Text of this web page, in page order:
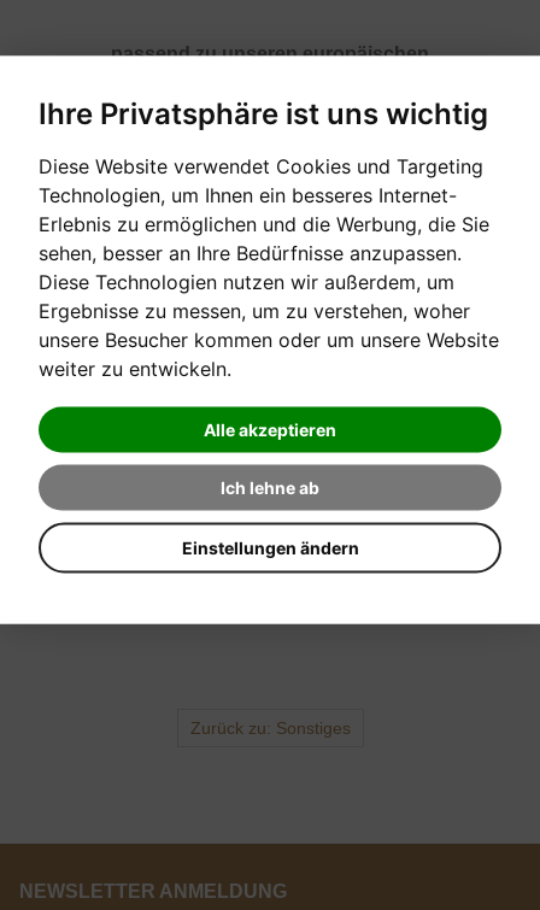
Ihre Privatsphäre ist uns wichtig
Diese Website verwendet Cookies und Targeting
Technologien, um Ihnen ein besseres Internet-
Erlebnis zu ermöglichen und die Werbung, die Sie
sehen, besser an Ihre Bedürfnisse anzupassen.
Diese Technologien nutzen wir außerdem, um
Ergebnisse zu messen, um zu verstehen, woher
unsere Besucher kommen oder um unsere Website
weiter zu entwickeln.
Alle akzeptieren
Ich lehne ab
Einstellungen ändern
passend zu unseren europäischen
[auf Bestellung]
Verkaufspreis:
35,00 €
EINE FRAGE ZUM PRODUKT STELLEN
Zurück zu: Sonstiges
NEWSLETTER ANMELDUNG